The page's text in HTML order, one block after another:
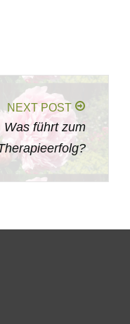
NEXT POST
Was führt zum